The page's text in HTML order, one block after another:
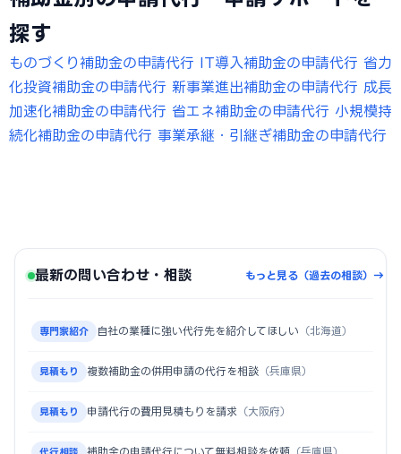
探す
ものづくり補助金の申請代行 IT導入補助金の申請代行 省力
化投資補助金の申請代行 新事業進出補助金の申請代行 成長
加速化補助金の申請代行 省エネ補助金の申請代行 小規模持
続化補助金の申請代行 事業承継・引継ぎ補助金の申請代行
最新の問い合わせ・相談 もっと見る（過去の相談）→
専門家紹介 自社の業種に強い代行先を紹介してほしい （北海道）
見積もり 複数補助金の併用申請の代行を相談 （兵庫県）
見積もり 申請代行の費用見積もりを請求 （大阪府）